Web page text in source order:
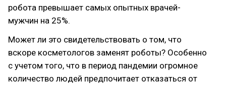
робота превышает самых опытных врачей-
мужчин на 25%.
Может ли это свидетельствовать о том, что
вскоре косметологов заменят роботы? Особенно
с учетом того, что в период пандемии огромное
количество людей предпочитает отказаться от